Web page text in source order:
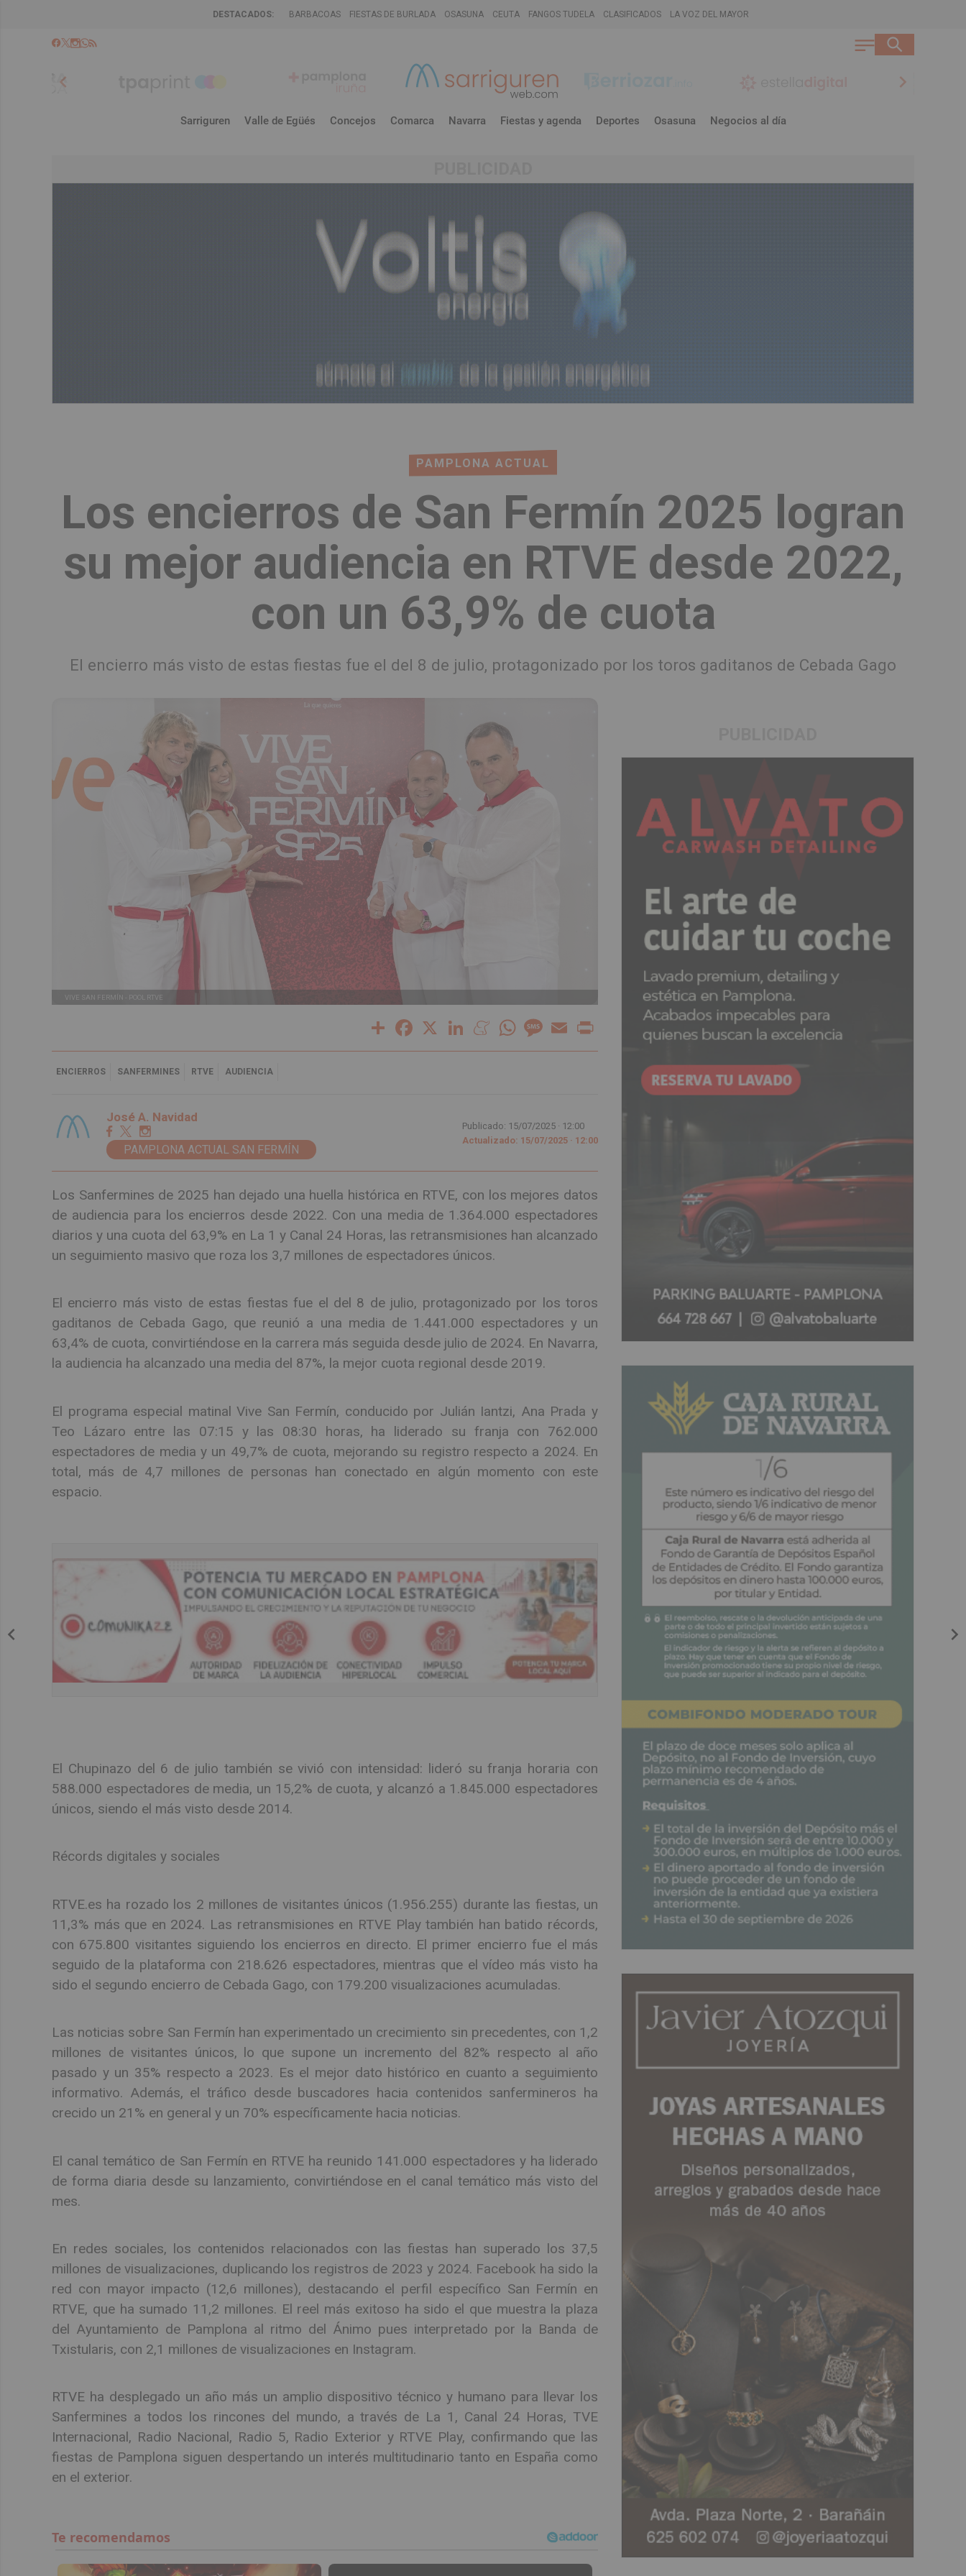
DESTACADOS: BARBACOAS FIESTAS DE BURLADA OSASUNA CEUTA FANGOS TUDELA CLASIFICADOS LA VOZ DEL MAYOR
chevron_left chevron_right
Sarriguren Valle de Egüés Concejos Comarca Navarra Fiestas y agenda Deportes Osasuna Negocios al día
PAMPLONA ACTUAL
Los encierros de San Fermín 2025 logran
su mejor audiencia en RTVE desde 2022,
con un 63,9% de cuota
El encierro más visto de estas fiestas fue el del 8 de julio, protagonizado por los toros gaditanos de Cebada Gago
VIVE SAN FERMÍN - POOL RTVE
Share Facebook LinkedInMeneameWhatsAppMessage
Email
ENCIERROS SANFERMINES RTVE AUDIENCIA
José A. Navidad
PAMPLONA ACTUAL SAN FERMÍN
Publicado: 15/07/2025 · 12:00
Actualizado: 15/07/2025 · 12:00
Los Sanfermines de 2025 han dejado una huella histórica en RTVE, con los mejores datos
de audiencia para los encierros desde 2022. Con una media de 1.364.000 espectadores
diarios y una cuota del 63,9% en La 1 y Canal 24 Horas, las retransmisiones han alcanzado
un seguimiento masivo que roza los 3,7 millones de espectadores únicos.
El encierro más visto de estas fiestas fue el del 8 de julio, protagonizado por los toros
gaditanos de Cebada Gago, que reunió a una media de 1.441.000 espectadores y un
63,4% de cuota, convirtiéndose en la carrera más seguida desde julio de 2024. En Navarra,
la audiencia ha alcanzado una media del 87%, la mejor cuota regional desde 2019.
El programa especial matinal Vive San Fermín, conducido por Julián Iantzi, Ana Prada y
Teo Lázaro entre las 07:15 y las 08:30 horas, ha liderado su franja con 762.000
espectadores de media y un 49,7% de cuota, mejorando su registro respecto a 2024. En
total, más de 4,7 millones de personas han conectado en algún momento con este
espacio.
El Chupinazo del 6 de julio también se vivió con intensidad: lideró su franja horaria con
588.000 espectadores de media, un 15,2% de cuota, y alcanzó a 1.845.000 espectadores
únicos, siendo el más visto desde 2014.
Récords digitales y sociales
RTVE.es ha rozado los 2 millones de visitantes únicos (1.956.255) durante las fiestas, un
11,3% más que en 2024. Las retransmisiones en RTVE Play también han batido récords,
con 675.800 visitantes siguiendo los encierros en directo. El primer encierro fue el más
seguido de la plataforma con 218.626 espectadores, mientras que el vídeo más visto ha
sido el segundo encierro de Cebada Gago, con 179.200 visualizaciones acumuladas.
Las noticias sobre San Fermín han experimentado un crecimiento sin precedentes, con 1,2
millones de visitantes únicos, lo que supone un incremento del 82% respecto al año
pasado y un 35% respecto a 2023. Es el mejor dato histórico en cuanto a seguimiento
informativo. Además, el tráfico desde buscadores hacia contenidos sanfermineros ha
crecido un 21% en general y un 70% específicamente hacia noticias.
El canal temático de San Fermín en RTVE ha reunido 141.000 espectadores y ha liderado
de forma diaria desde su lanzamiento, convirtiéndose en el canal temático más visto del
mes.
En redes sociales, los contenidos relacionados con las fiestas han superado los 37,5
millones de visualizaciones, duplicando los registros de 2023 y 2024. Facebook ha sido la
red con mayor impacto (12,6 millones), destacando el perfil específico San Fermín en
RTVE, que ha sumado 11,2 millones. El reel más exitoso ha sido el que muestra la plaza
del Ayuntamiento de Pamplona al ritmo del Ánimo pues interpretado por la Banda de
Txistularis, con 2,1 millones de visualizaciones en Instagram.
RTVE ha desplegado un año más un amplio dispositivo técnico y humano para llevar los
Sanfermines a todos los rincones del mundo, a través de La 1, Canal 24 Horas, TVE
Internacional, Radio Nacional, Radio 5, Radio Exterior y RTVE Play, confirmando que las
fiestas de Pamplona siguen despertando un interés multitudinario tanto en España como
en el exterior.